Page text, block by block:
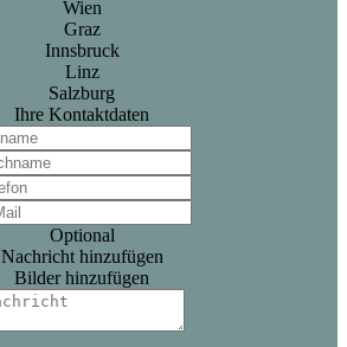
Wien
Graz
Innsbruck
Linz
Salzburg
Ihre Kontaktdaten
Optional
Nachricht hinzufügen
Bilder hinzufügen